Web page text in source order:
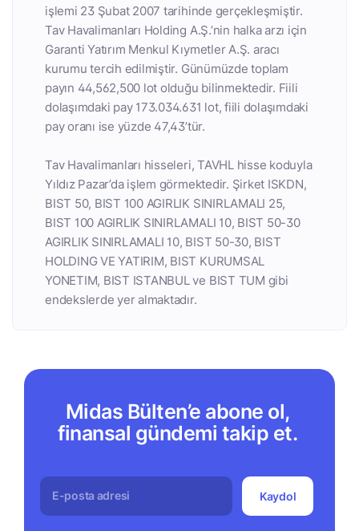
işlemi 23 Şubat 2007 tarihinde gerçekleşmiştir.
Tav Havalimanları Holding A.Ş.’nin halka arzı için
Garanti Yatırım Menkul Kıymetler A.Ş. aracı
kurumu tercih edilmiştir. Günümüzde toplam
payın 44,562,500 lot olduğu bilinmektedir. Fiili
dolaşımdaki pay 173.034.631 lot, fiili dolaşımdaki
pay oranı ise yüzde 47,43’tür.
Tav Havalimanları hisseleri, TAVHL hisse koduyla
Yıldız Pazar’da işlem görmektedir. Şirket ISKDN,
BIST 50, BIST 100 AGIRLIK SINIRLAMALI 25,
BIST 100 AGIRLIK SINIRLAMALI 10, BIST 50-30
AGIRLIK SINIRLAMALI 10, BIST 50-30, BIST
HOLDING VE YATIRIM, BIST KURUMSAL
YONETIM, BIST ISTANBUL ve BIST TUM gibi
endekslerde yer almaktadır.
Midas Bülten’e abone ol,
finansal gündemi takip et.
Kaydol